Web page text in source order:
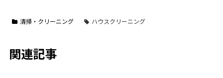
清掃・クリーニング ハウスクリーニング
関連記事